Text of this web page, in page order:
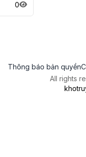
0
Thông báo bản quyền
All rights